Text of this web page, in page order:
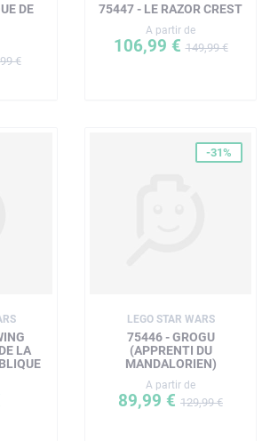
DE
€
75447 - LE RAZOR CREST
A partir de
106,99 €149,99 €
LA
-31%
LEGO STAR WARS
75446 - GROGU
(APPRENTI DU
MANDALORIEN)
A partir de
89,99 € 129,99 €